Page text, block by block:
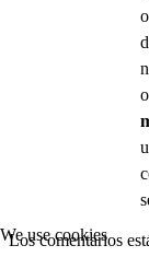
Los comentarios
We use cookies